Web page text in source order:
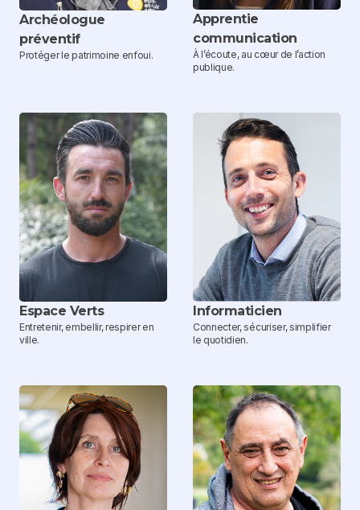
Archéologue
préventif
Protéger le patrimoine enfoui.
Apprentie
communication
À l’écoute, au cœur de l’action
publique.
Espace Verts
Entretenir, embellir, respirer en
ville.
Informaticien
Connecter, sécuriser, simplifier
le quotidien.